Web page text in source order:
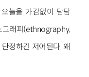
늘을 가감없이 담담
래피(ethnography,
정하긴 저어된다. 왜